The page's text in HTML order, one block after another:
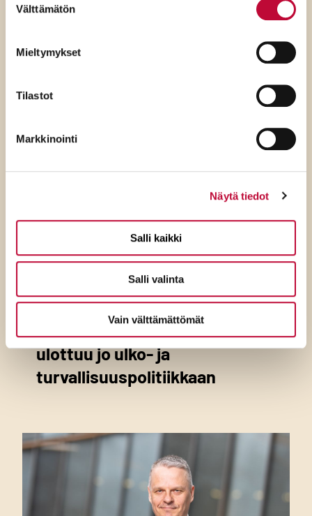
valinta
Välttämätön
Mieltymykset
Tilastot
Markkinointi
Näytä tiedot
Salli kaikki
Salli valinta
Vain välttämättömät
SDP:n Tuppurainen:
Kokoomuksen ylimielisyys
ulottuu jo ulko- ja
turvallisuuspolitiikkaan